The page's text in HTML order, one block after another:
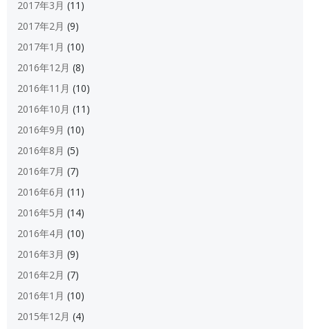
2017年3月 (11)
2017年2月 (9)
2017年1月 (10)
2016年12月 (8)
2016年11月 (10)
2016年10月 (11)
2016年9月 (10)
2016年8月 (5)
2016年7月 (7)
2016年6月 (11)
2016年5月 (14)
2016年4月 (10)
2016年3月 (9)
2016年2月 (7)
2016年1月 (10)
2015年12月 (4)